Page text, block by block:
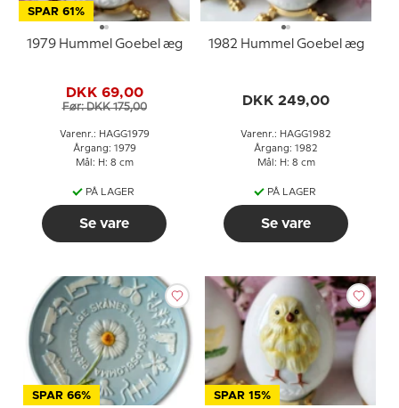
SPAR 61%
1979 Hummel Goebel æg
DKK 69,00
Før: DKK 175,00
Varenr.: HAGG1979
Årgang: 1979
Mål: H: 8 cm
PÅ LAGER
Se vare
1982 Hummel Goebel æg
DKK 249,00
Varenr.: HAGG1982
Årgang: 1982
Mål: H: 8 cm
PÅ LAGER
Se vare
SPAR 66% SPAR 15%